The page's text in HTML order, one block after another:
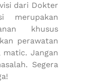
dari Dokter
merupakan
khusus
perawatan
Jangan
Segera